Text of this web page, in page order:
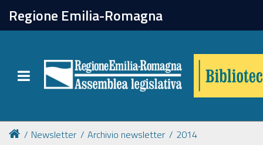
Regione Emilia-Romagna
Toggle navigation
chiudi
Catalogo online
CollezioniNewsletter Archivio newsletter 2014